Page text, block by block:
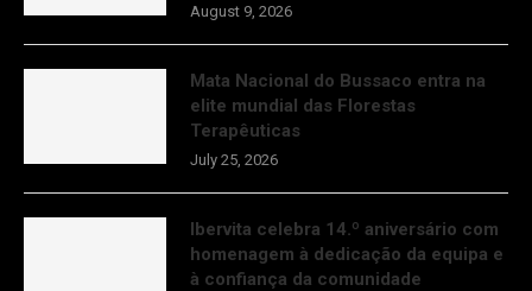
August 9, 2026
Mata Nacional do Bussaco entra na
elite mundial das Florestas
Terapêuticas
July 25, 2026
Ibervita celebra 14.º aniversário com
homenagem à dedicação da equipa e
à confiança da comunidade